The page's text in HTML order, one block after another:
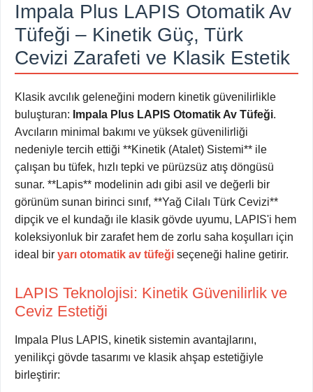
Impala Plus LAPIS Otomatik Av
Tüfeği – Kinetik Güç, Türk
Cevizi Zarafeti ve Klasik Estetik
Klasik avcılık geleneğini modern kinetik güvenilirlikle
buluşturan: Impala Plus LAPIS Otomatik Av Tüfeği.
Avcıların minimal bakımı ve yüksek güvenilirliği
nedeniyle tercih ettiği **Kinetik (Atalet) Sistemi** ile
çalışan bu tüfek, hızlı tepki ve pürüzsüz atış döngüsü
sunar. **Lapis** modelinin adı gibi asil ve değerli bir
görünüm sunan birinci sınıf, **Yağ Cilalı Türk Cevizi**
dipçik ve el kundağı ile klasik gövde uyumu, LAPIS'i hem
koleksiyonluk bir zarafet hem de zorlu saha koşulları için
ideal bir yarı otomatik av tüfeği seçeneği haline getirir.
LAPIS Teknolojisi: Kinetik Güvenilirlik ve
Ceviz Estetiği
Impala Plus LAPIS, kinetik sistemin avantajlarını,
yenilikçi gövde tasarımı ve klasik ahşap estetiğiyle
birleştirir: